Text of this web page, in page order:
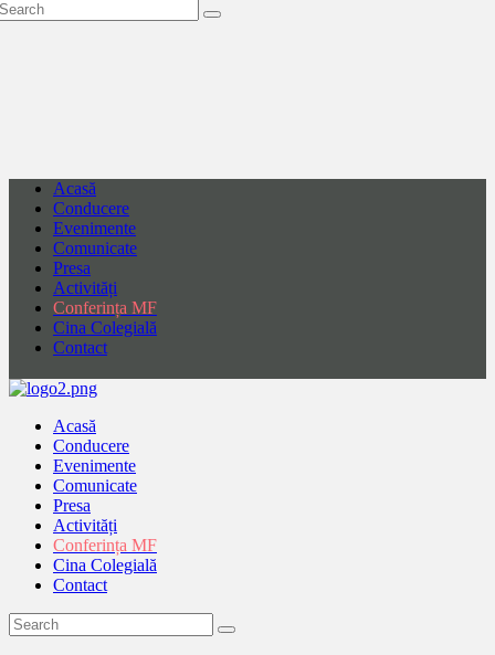
Acasă
Conducere
Evenimente
Comunicate
Presa
Activități
Conferința MF
Cina Colegială
Contact
Acasă
Conducere
Evenimente
Comunicate
Presa
Activități
Conferința MF
Cina Colegială
Contact